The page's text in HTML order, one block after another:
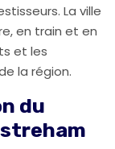
La ville
en train et en
et les
la région.
du